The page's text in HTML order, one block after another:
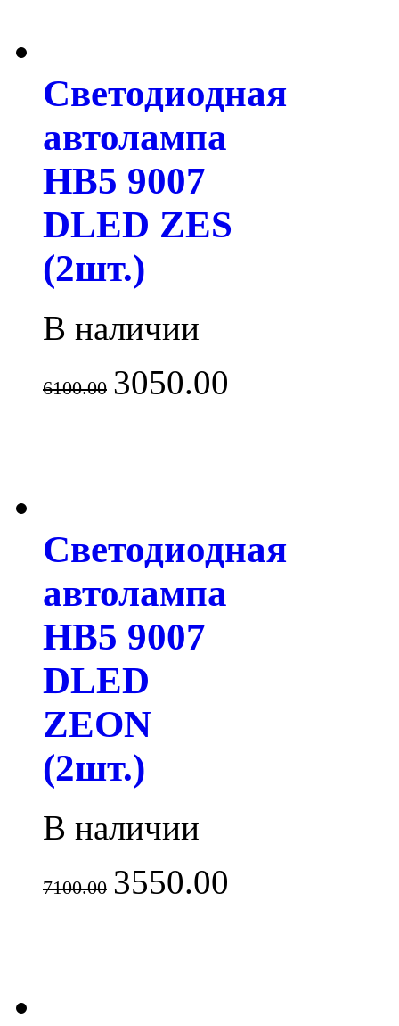
Светодиодная
автолампа
HB5 9007
DLED ZES
(2шт.)
В наличии
6100.00 3050.00
Светодиодная
автолампа
HB5 9007
DLED
ZEON
(2шт.)
В наличии
7100.00 3550.00